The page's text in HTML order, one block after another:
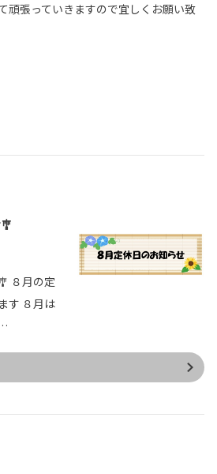
頑張っていきますので宜しくお願い致
８月の定
す ８月は